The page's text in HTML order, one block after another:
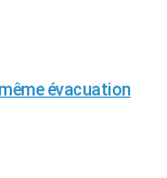
évacuation